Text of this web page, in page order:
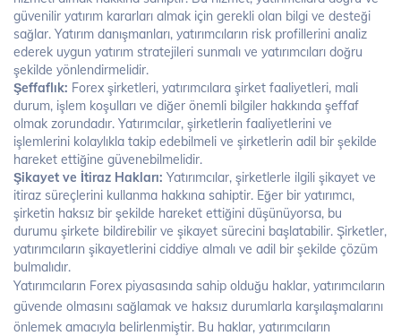
güvenilir yatırım kararları almak için gerekli olan bilgi ve desteği
sağlar. Yatırım danışmanları, yatırımcıların risk profillerini analiz
ederek uygun yatırım stratejileri sunmalı ve yatırımcıları doğru
şekilde yönlendirmelidir.
Şeffaflık: Forex şirketleri, yatırımcılara şirket faaliyetleri, mali
durum, işlem koşulları ve diğer önemli bilgiler hakkında şeffaf
olmak zorundadır. Yatırımcılar, şirketlerin faaliyetlerini ve
işlemlerini kolaylıkla takip edebilmeli ve şirketlerin adil bir şekilde
hareket ettiğine güvenebilmelidir.
Şikayet ve İtiraz Hakları: Yatırımcılar, şirketlerle ilgili şikayet ve
itiraz süreçlerini kullanma hakkına sahiptir. Eğer bir yatırımcı,
şirketin haksız bir şekilde hareket ettiğini düşünüyorsa, bu
durumu şirkete bildirebilir ve şikayet sürecini başlatabilir. Şirketler,
yatırımcıların şikayetlerini ciddiye almalı ve adil bir şekilde çözüm
bulmalıdır.
Yatırımcıların Forex piyasasında sahip olduğu haklar, yatırımcıların
güvende olmasını sağlamak ve haksız durumlarla karşılaşmalarını
önlemek amacıyla belirlenmiştir. Bu haklar, yatırımcıların